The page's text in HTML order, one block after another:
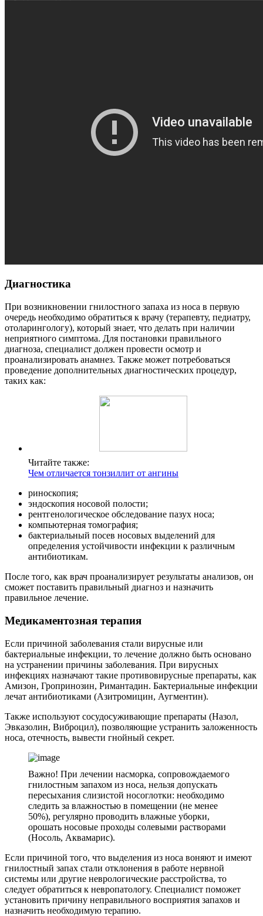
Диагностика
При возникновении гнилостного запаха из носа в первую
очередь необходимо обратиться к врачу (терапевту, педиатру,
отоларингологу), который знает, что делать при наличии
неприятного симптома. Для постановки правильного
диагноза, специалист должен провести осмотр и
проанализировать анамнез. Также может потребоваться
проведение дополнительных диагностических процедур,
таких как:
Читайте также:
Чем отличается тонзиллит от ангины
риноскопия;
эндоскопия носовой полости;
рентгенологическое обследование пазух носа;
компьютерная томография;
бактериальный посев носовых выделений для
определения устойчивости инфекции к различным
антибиотикам.
После того, как врач проанализирует результаты анализов, он
сможет поставить правильный диагноз и назначить
правильное лечение.
Медикаментозная терапия
Если причиной заболевания стали вирусные или
бактериальные инфекции, то лечение должно быть основано
на устранении причины заболевания. При вирусных
инфекциях назначают такие противовирусные препараты, как
Амизон, Гропринозин, Римантадин. Бактериальные инфекции
лечат антибиотиками (Азитромицин, Аугментин).
Также используют сосудосуживающие препараты (Назол,
Эвказолин, Виброцил), позволяющие устранить заложенность
носа, отечность, вывести гнойный секрет.
Важно! При лечении насморка, сопровождаемого
гнилостным запахом из носа, нельзя допускать
пересыхания слизистой носоглотки: необходимо
следить за влажностью в помещении (не менее
50%), регулярно проводить влажные уборки,
орошать носовые проходы солевыми растворами
(Носоль, Аквамарис).
Если причиной того, что выделения из носа воняют и имеют
гнилостный запах стали отклонения в работе нервной
системы или другие неврологические расстройства, то
следует обратиться к невропатологу. Специалист поможет
установить причину неправильного восприятия запахов и
назначить необходимую терапию.